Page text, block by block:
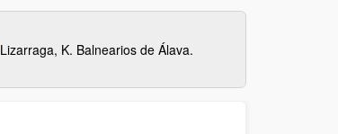
Lizarraga, K. Balnearios de Álava.